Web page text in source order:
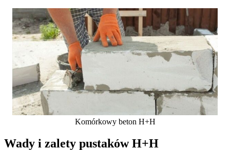
Komórkowy beton H+H
Wady i zalety pustaków H+H